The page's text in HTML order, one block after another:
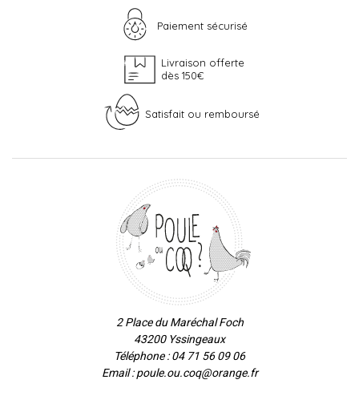
Paiement sécurisé
Livraison offerte
dès 150€
Satisfait ou remboursé
2 Place du Maréchal Foch
43200 Yssingeaux
Téléphone : 04 71 56 09 06
Email : poule.ou.coq@orange.fr